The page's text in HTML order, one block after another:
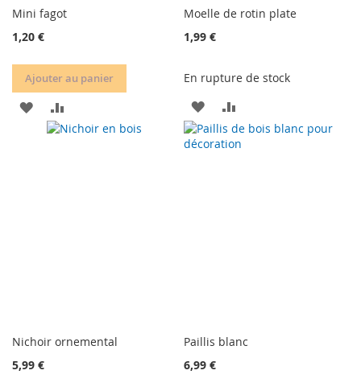
Mini fagot
1,20 €
Ajouter au panier
AJOUTER
AU
Moelle de rotin plate
1,99 €
En rupture de stock
AJOUTER
À
AU
Nichoir ornemental
5,99 €
Paillis blanc
6,99 €